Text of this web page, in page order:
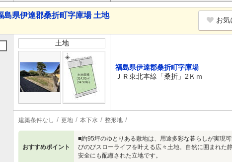
島県伊達郡桑折町字庫場 土地
お気
土地
福島県伊達郡桑折町字庫場
ＪＲ東北本線「桑折」2Ｋｍ
建築条件なし 更地 本下水 整形地
おすすめポイント
■約95坪のゆとりある敷地は、用途多彩な暮らしが実現
びのびスローライフを叶える広々土地。自然に囲まれた
安全にも配慮された立地です。